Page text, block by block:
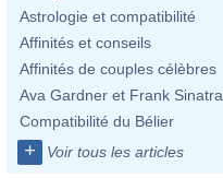
Astrologie et compatibilité
Affinités et conseils
Affinités de couples célèbres
Ava Gardner et Frank Sinatra
Compatibilité du Bélier
+ Voir tous les articles